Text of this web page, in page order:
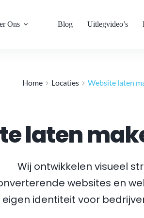
Ons Blog Uitlegvideo’s
Home Locaties Website laten
laten
Wij ontwikkelen visueel
websites en
eigen identiteit voor